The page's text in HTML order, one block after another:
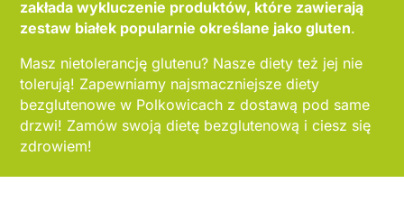
zakłada wykluczenie produktów, które zawierają
zestaw białek popularnie określane jako gluten.
Masz nietolerancję glutenu? Nasze diety też jej nie
tolerują! Zapewniamy najsmaczniejsze diety
bezglutenowe w Polkowicach z dostawą pod same
drzwi! Zamów swoją dietę bezglutenową i ciesz się
zdrowiem!